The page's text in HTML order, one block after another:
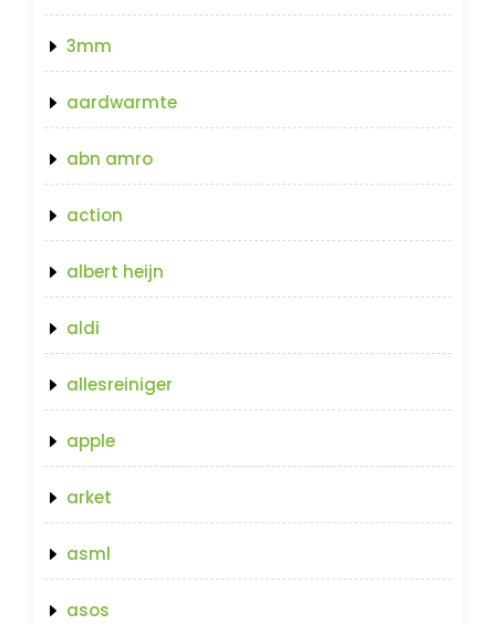
3mm
aardwarmte
abn amro
action
albert heijn
aldi
allesreiniger
apple
arket
asml
asos